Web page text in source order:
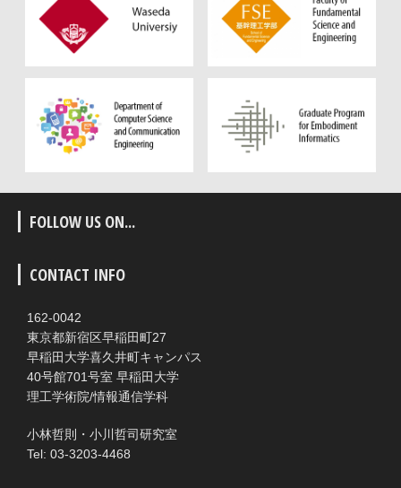
FOLLOW US ON...
CONTACT INFO
162-0042
東京都新宿区早稲田町27
早稲田大学喜久井町キャンパス
40号館701号室 早稲田大学
理工学術院/情報通信学科
小林哲則・小川哲司研究室
Tel: 03-3203-4468